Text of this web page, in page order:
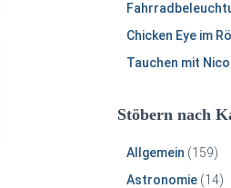
Chicken Eye im
Tauchen mit
Stöbern nach
Allgemein (159)
Astronomie(14)